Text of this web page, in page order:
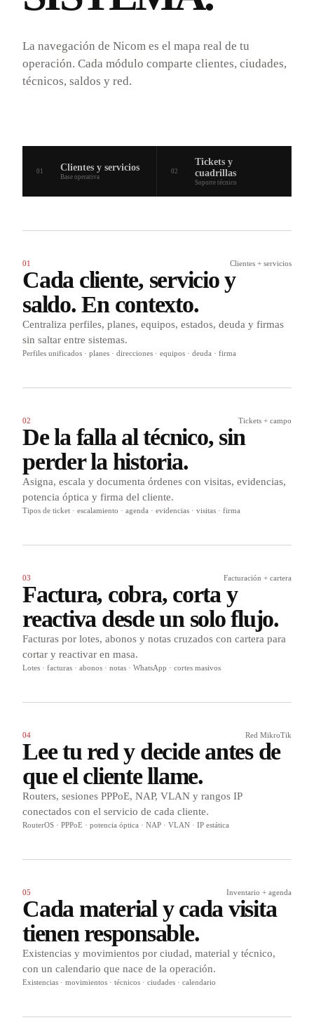
La navegación de Nicom es el mapa real de tu
operación. Cada módulo comparte clientes, ciudades,
técnicos, saldos y red.
01 Clientes y servicios
Base operativa
02
Tickets y
cuadrillas
Soporte técnico
01 Clientes + servicios
Cada cliente, servicio y
saldo. En contexto.
Centraliza perfiles, planes, equipos, estados, deuda y firmas
sin saltar entre sistemas.
Perfiles unificados · planes · direcciones · equipos · deuda · firma
02 Tickets + campo
De la falla al técnico, sin
perder la historia.
Asigna, escala y documenta órdenes con visitas, evidencias,
potencia óptica y firma del cliente.
Tipos de ticket · escalamiento · agenda · evidencias · visitas · firma
03 Facturación + cartera
Factura, cobra, corta y
reactiva desde un solo flujo.
Facturas por lotes, abonos y notas cruzados con cartera para
cortar y reactivar en masa.
Lotes · facturas · abonos · notas · WhatsApp · cortes masivos
04 Red MikroTik
Lee tu red y decide antes de
que el cliente llame.
Routers, sesiones PPPoE, NAP, VLAN y rangos IP
conectados con el servicio de cada cliente.
RouterOS · PPPoE · potencia óptica · NAP · VLAN · IP estática
05 Inventario + agenda
Cada material y cada visita
tienen responsable.
Existencias y movimientos por ciudad, material y técnico,
con un calendario que nace de la operación.
Existencias · movimientos · técnicos · ciudades · calendario